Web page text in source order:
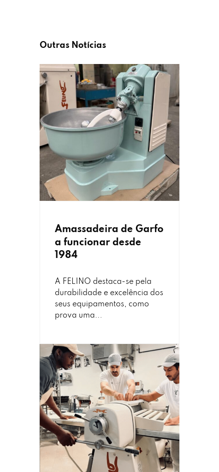
Outras Notícias
Amassadeira de Garfo
a funcionar desde
1984
A FELINO destaca-se pela
durabilidade e excelência dos
seus equipamentos, como
prova uma...